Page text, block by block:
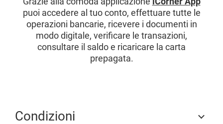
puoi accedere al tuo conto, effettuare tutte le
operazioni bancarie, ricevere i documenti in
modo digitale, verificare le transazioni,
consultare il saldo e ricaricare la carta
prepagata.
Condizioni